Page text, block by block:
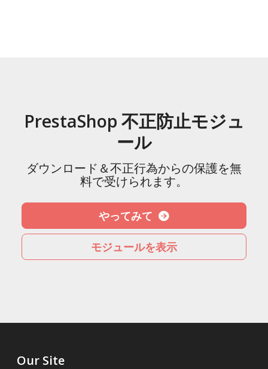
PrestaShop 不正防止モジュ
ール
ダウンロード＆不正行為からの保護を無
料で受けられます。
やってみて
モジュールを表示
Our Site